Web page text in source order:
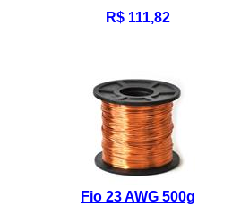
R$ 111,82
Fio 23 AWG 500g